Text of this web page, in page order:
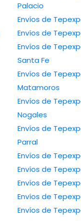
Palacio
Envíos de
Envíos de
Envíos de
Santa Fe
Envíos de
Matamoros
Envíos de
Nogales
Envíos de
Parral
Envíos de
Envíos de
Envíos de
Envíos de
Envíos de